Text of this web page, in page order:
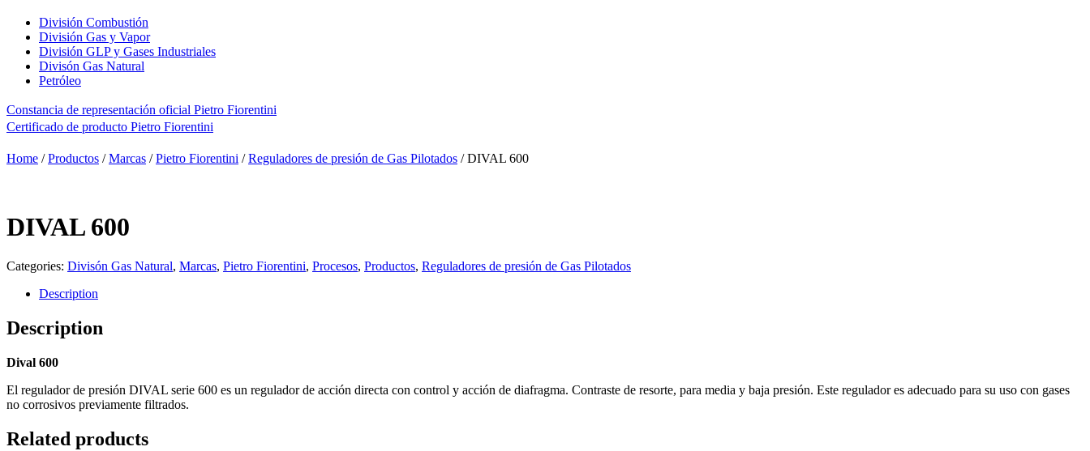
División Combustión
División Gas y Vapor
División GLP y Gases Industriales
Divisón Gas Natural
Petróleo
Constancia de representación oficial Pietro Fiorentini
Certificado de producto Pietro Fiorentini
Home /Productos /Marcas /Pietro Fiorentini /Reguladores de presión de Gas Pilotados / DIVAL 600
DIVAL 600
Categories: Divisón Gas Natural, Marcas, Pietro Fiorentini, Procesos, Productos, Reguladores de presión de Gas Pilotados
Description
Description
Dival 600
El regulador de presión DIVAL serie 600 es un regulador de acción directa con control y acción de diafragma. Contraste de resorte, para media y baja presión. Este regulador es adecuado para su uso con gases
no corrosivos previamente filtrados.
Related products